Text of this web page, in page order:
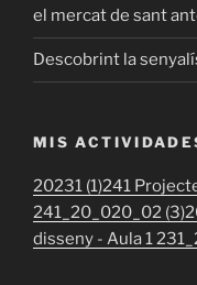
el mercat de sant
Descobrint la
MIS
20231 (1)241
241_20_020_02 (3)
disseny - Aula 1